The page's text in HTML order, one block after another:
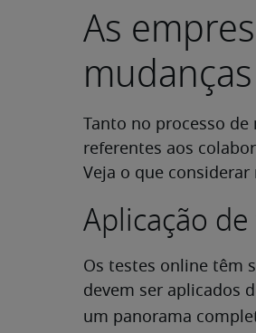
As
mudanças
Tanto no processo
referentes aos
Veja o que considerar
Aplicação
Os testes online têm
devem ser aplicados
um panorama